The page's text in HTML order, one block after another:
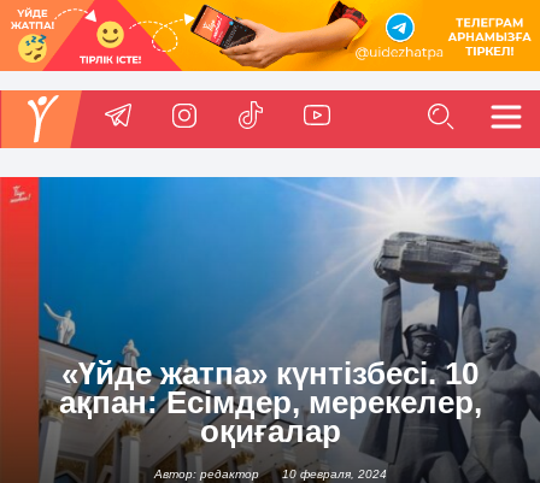
«Үйде жатпа» күнтізбесі. 10
ақпан: Есімдер, мерекелер,
оқиғалар
Автор: редактор 10 февраля, 2024